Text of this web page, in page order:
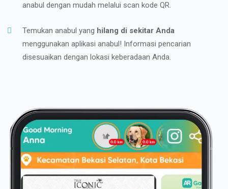
anabul dengan mudah melalui scan kode QR.
Temukan anabul yang hilang di sekitar Anda
menggunakan aplikasi anabul! Informasi pencarian
disesuaikan dengan lokasi keberadaan Anda.